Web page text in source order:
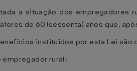
a situação dos empregadores
de 60 (sessenta) anos que,
instituídos por esta Lei são
empregador rural: